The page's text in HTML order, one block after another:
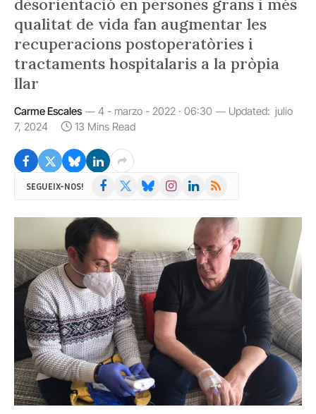
desorientació en persones grans i més
qualitat de vida fan augmentar les
recuperacions postoperatòries i
tractaments hospitalaris a la pròpia
llar
Carme Escales 4 - marzo - 2022 · 06:30 Updated: julio
7, 2024
13 Mins Read
SEGUEIX-NOS! Facebook BlueskyInstagramLinkedIn
RSS